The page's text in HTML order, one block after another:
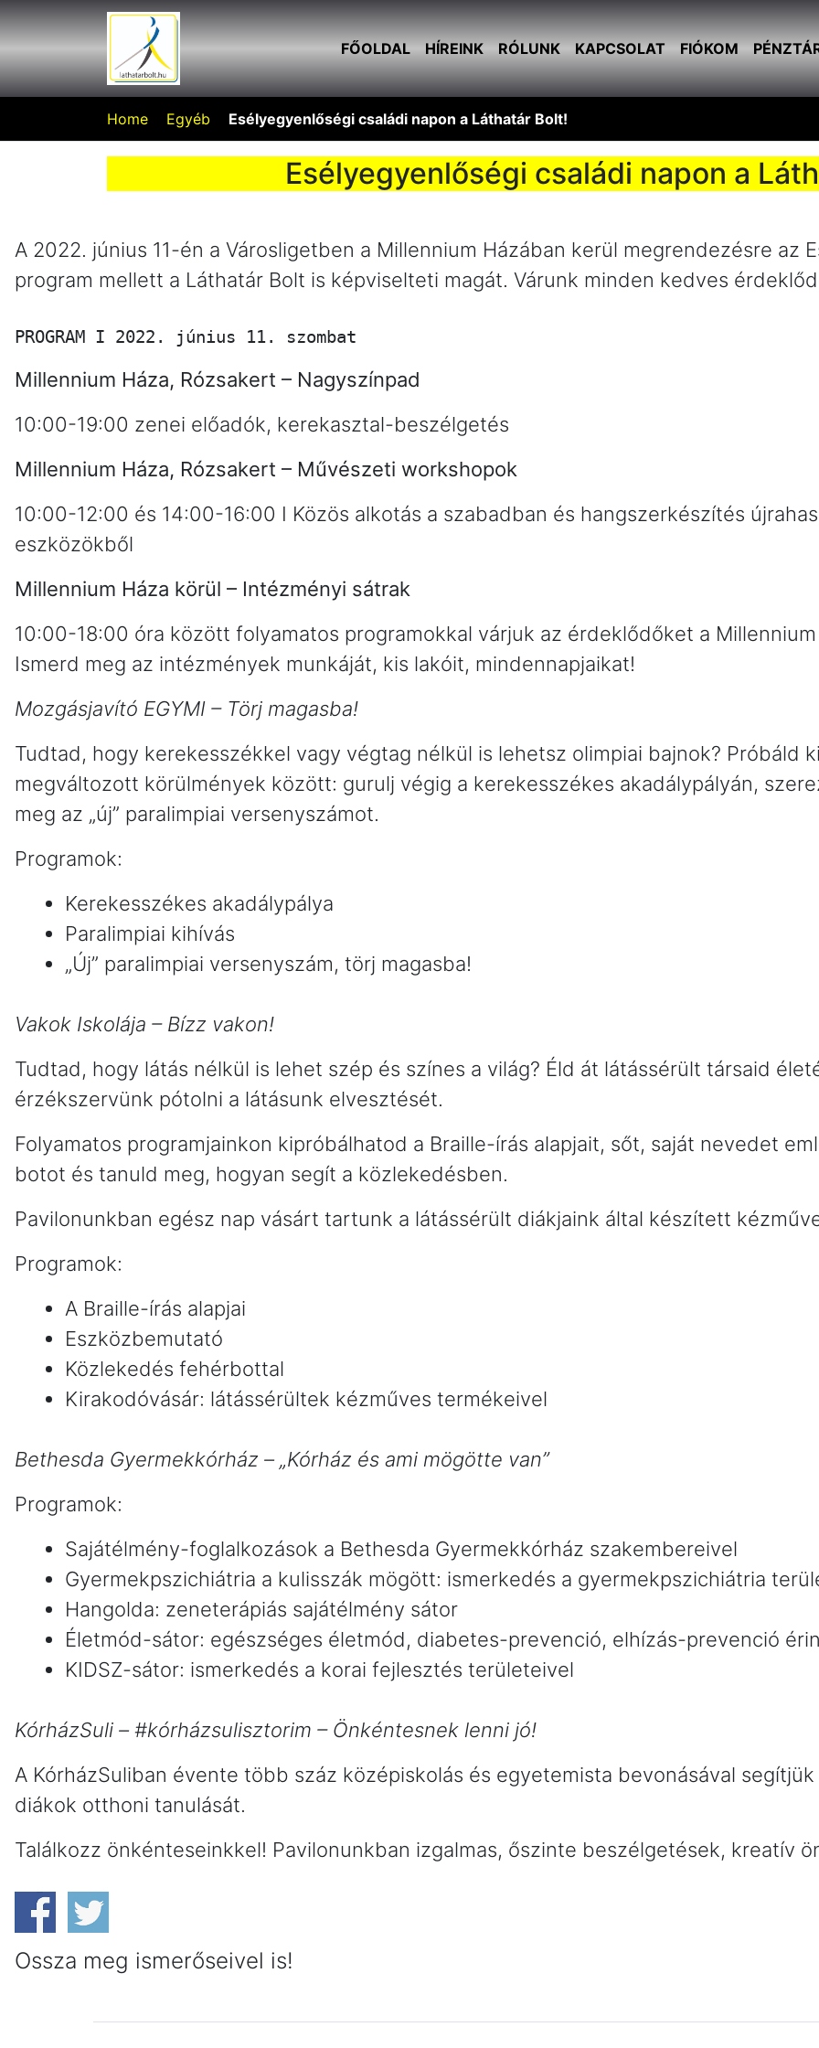
FŐOLDAL HÍREINK RÓLUNK KAPCSOLAT FIÓKOM
Home Egyéb Esélyegyenlőségi családi napon a Láthatár Bolt!
Esélyegyenlőségi családi napon a
A 2022. június 11-én a Városligetben a Millennium Házában kerül megrendezésre az
program mellett a Láthatár Bolt is képviselteti magát. Várunk minden kedves
PROGRAM I 2022. június 11. szombat
Millennium Háza, Rózsakert – Nagyszínpad
10:00-19:00 zenei előadók, kerekasztal-beszélgetés
Millennium Háza, Rózsakert – Művészeti workshopok
10:00-12:00 és 14:00-16:00 I Közös alkotás a szabadban és hangszerkészítés
eszközökből
Millennium Háza körül – Intézményi sátrak
10:00-18:00 óra között folyamatos programokkal várjuk az érdeklődőket a
Ismerd meg az intézmények munkáját, kis lakóit, mindennapjaikat!
Mozgásjavító EGYMI – Törj magasba!
Tudtad, hogy kerekesszékkel vagy végtag nélkül is lehetsz olimpiai bajnok? Próbáld
megváltozott körülmények között: gurulj végig a kerekesszékes akadálypályán,
meg az „új” paralimpiai versenyszámot.
Programok:
Kerekesszékes akadálypálya
Paralimpiai kihívás
„Új” paralimpiai versenyszám, törj magasba!
Vakok Iskolája – Bízz vakon!
Tudtad, hogy látás nélkül is lehet szép és színes a világ? Éld át látássérült társaid
érzékszervünk pótolni a látásunk elvesztését.
Folyamatos programjainkon kipróbálhatod a Braille-írás alapjait, sőt, saját nevedet
botot és tanuld meg, hogyan segít a közlekedésben.
Pavilonunkban egész nap vásárt tartunk a látássérült diákjaink által készített
Programok:
A Braille-írás alapjai
Eszközbemutató
Közlekedés fehérbottal
Kirakodóvásár: látássérültek kézműves termékeivel
Bethesda Gyermekkórház – „Kórház és ami mögötte van”
Programok:
Sajátélmény-foglalkozások a Bethesda Gyermekkórház szakembereivel
Gyermekpszichiátria a kulisszák mögött: ismerkedés a gyermekpszichiátria
Hangolda: zeneterápiás sajátélmény sátor
Életmód-sátor: egészséges életmód, diabetes-prevenció, elhízás-prevenció
KIDSZ-sátor: ismerkedés a korai fejlesztés területeivel
KórházSuli – #kórházsulisztorim – Önkéntesnek lenni jó!
A KórházSuliban évente több száz középiskolás és egyetemista bevonásával
diákok otthoni tanulását.
Találkozz önkénteseinkkel! Pavilonunkban izgalmas, őszinte beszélgetések, kreatív
Ossza meg ismerőseivel is!